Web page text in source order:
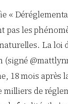
«
pas les
La loi
(signé
18 mois
milliers de